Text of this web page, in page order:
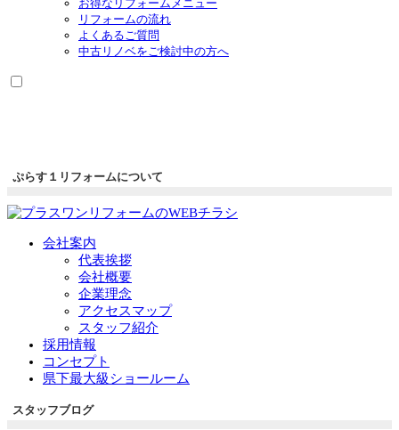
お得なリフォームメニュー
リフォームの流れ
よくあるご質問
中古リノベをご検討中の方へ
ぷらす１リフォームについて
会社案内
代表挨拶
会社概要
企業理念
アクセスマップ
スタッフ紹介
採用情報
コンセプト
県下最大級ショールーム
スタッフブログ